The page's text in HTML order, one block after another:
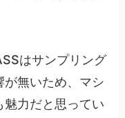
はサンプリング
無いため、マシ
魅力だと思ってい